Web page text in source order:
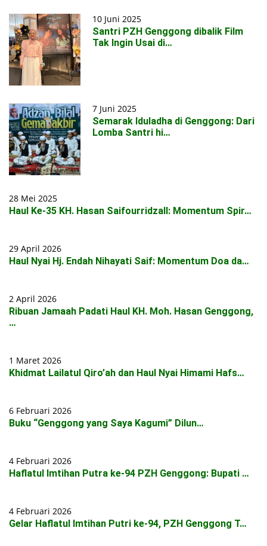
10 Juni 2025
Santri PZH Genggong dibalik Film
Tak Ingin Usai di…
7 Juni 2025
Semarak Iduladha di Genggong: Dari
Lomba Santri hi…
28 Mei 2025
Haul Ke-35 KH. Hasan Saifourridzall: Momentum Spir…
29 April 2026
Haul Nyai Hj. Endah Nihayati Saif: Momentum Doa da…
2 April 2026
Ribuan Jamaah Padati Haul KH. Moh. Hasan Genggong,
…
1 Maret 2026
Khidmat Lailatul Qiro’ah dan Haul Nyai Himami Hafs…
6 Februari 2026
Buku “Genggong yang Saya Kagumi” Dilun…
4 Februari 2026
Haflatul Imtihan Putra ke-94 PZH Genggong: Bupati …
4 Februari 2026
Gelar Haflatul Imtihan Putri ke-94, PZH Genggong T…